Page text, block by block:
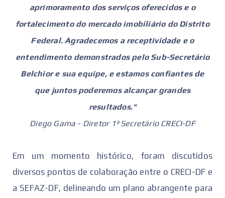
aprimoramento dos serviços oferecidos e o
fortalecimento do mercado imobiliário do Distrito
Federal. Agradecemos a receptividade e o
entendimento demonstrados pelo Sub-Secretário
Belchior e sua equipe, e estamos confiantes de
que juntos poderemos alcançar grandes
resultados."
Diego Gama - Diretor 1º Secretário CRECI-DF
Em um momento histórico, foram discutidos
diversos pontos de colaboração entre o CRECI-DF e
a SEFAZ-DF, delineando um plano abrangente para